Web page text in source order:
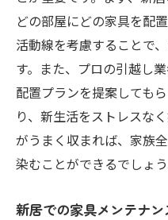
どの部屋にどの家具を配
活動線を考慮することで
す。また、プロの引越し
配置プランを提案しても
り、新生活をストレスな
がうまく収まれば、家族
染むことができるでしょう
新居での家具メンテナ